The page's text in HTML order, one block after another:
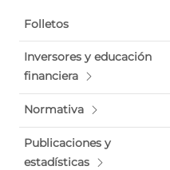
Folletos
Inversores y educación
financiera
Normativa
Publicaciones y
estadísticas